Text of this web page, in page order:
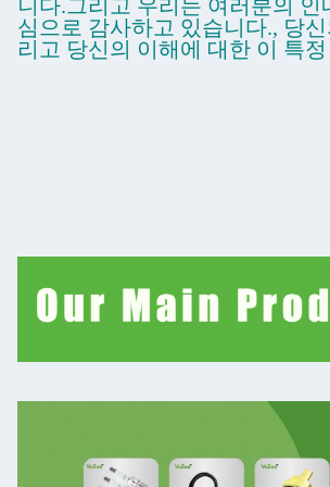
니다.그리고 우리는 여러분의 인
심으로 감사하고 있습니다., 당
리고 당신의 이해에 대한 이 특